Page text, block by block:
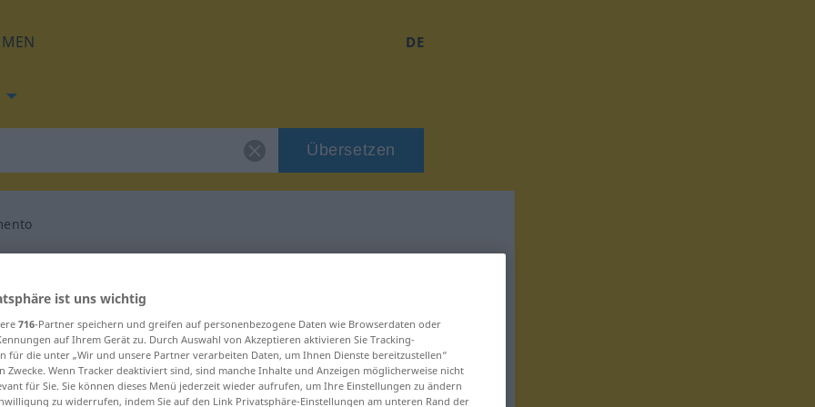
DE
Übersetzen
für "ingrandimento"
ist uns wichtig
716-Partner speichern und greifen auf personenbezogene Daten wie Browserdaten oder
auf Ihrem Gerät zu. Durch Auswahl von Akzeptieren aktivieren Sie Tracking-
für die unter „Wir und unsere Partner verarbeiten Daten, um Ihnen Dienste bereitzustellen“
Zwecke. Wenn Tracker deaktiviert sind, sind manche Inhalte und Anzeigen möglicherweise nicht
für Sie. Sie können dieses Menü jederzeit wieder aufrufen, um Ihre Einstellungen zu ändern
zu widerrufen, indem Sie auf den Link Privatsphäre-Einstellungen am unteren Rand der